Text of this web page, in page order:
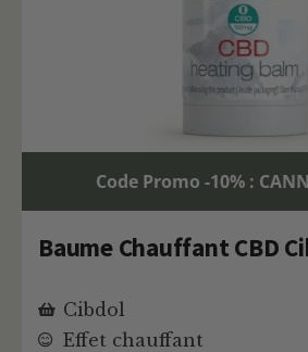
Code Promo -10% :
Baume Chauffant CBD
Cibdol
Effet chauffant